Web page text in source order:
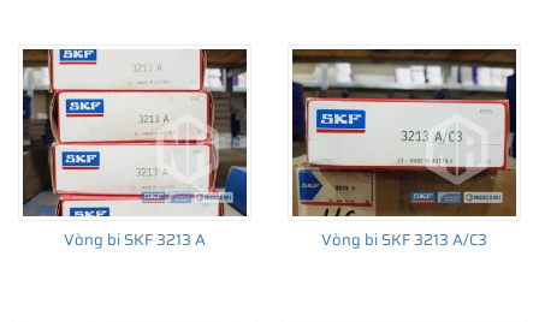
•Xuất xứ vòng bi SKF chính hãng ở đâu?
•Chất lượng vòng bi SKF chính hãng
Vòng bi SKF 3213 A Vòng bi SKF 3213 A/C3